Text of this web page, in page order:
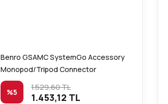
Benro GSAMC SystemGo Accessory
Monopod/Tripod Connector
%5 1.529,60 TL
1.453,12 TL